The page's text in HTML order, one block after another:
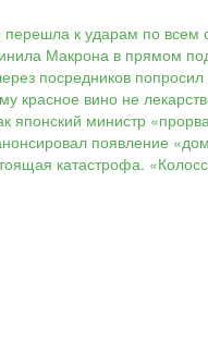
к ударам по всем
Макрона в прямом
посредников
красное вино не
министр
появление
катастрофа.